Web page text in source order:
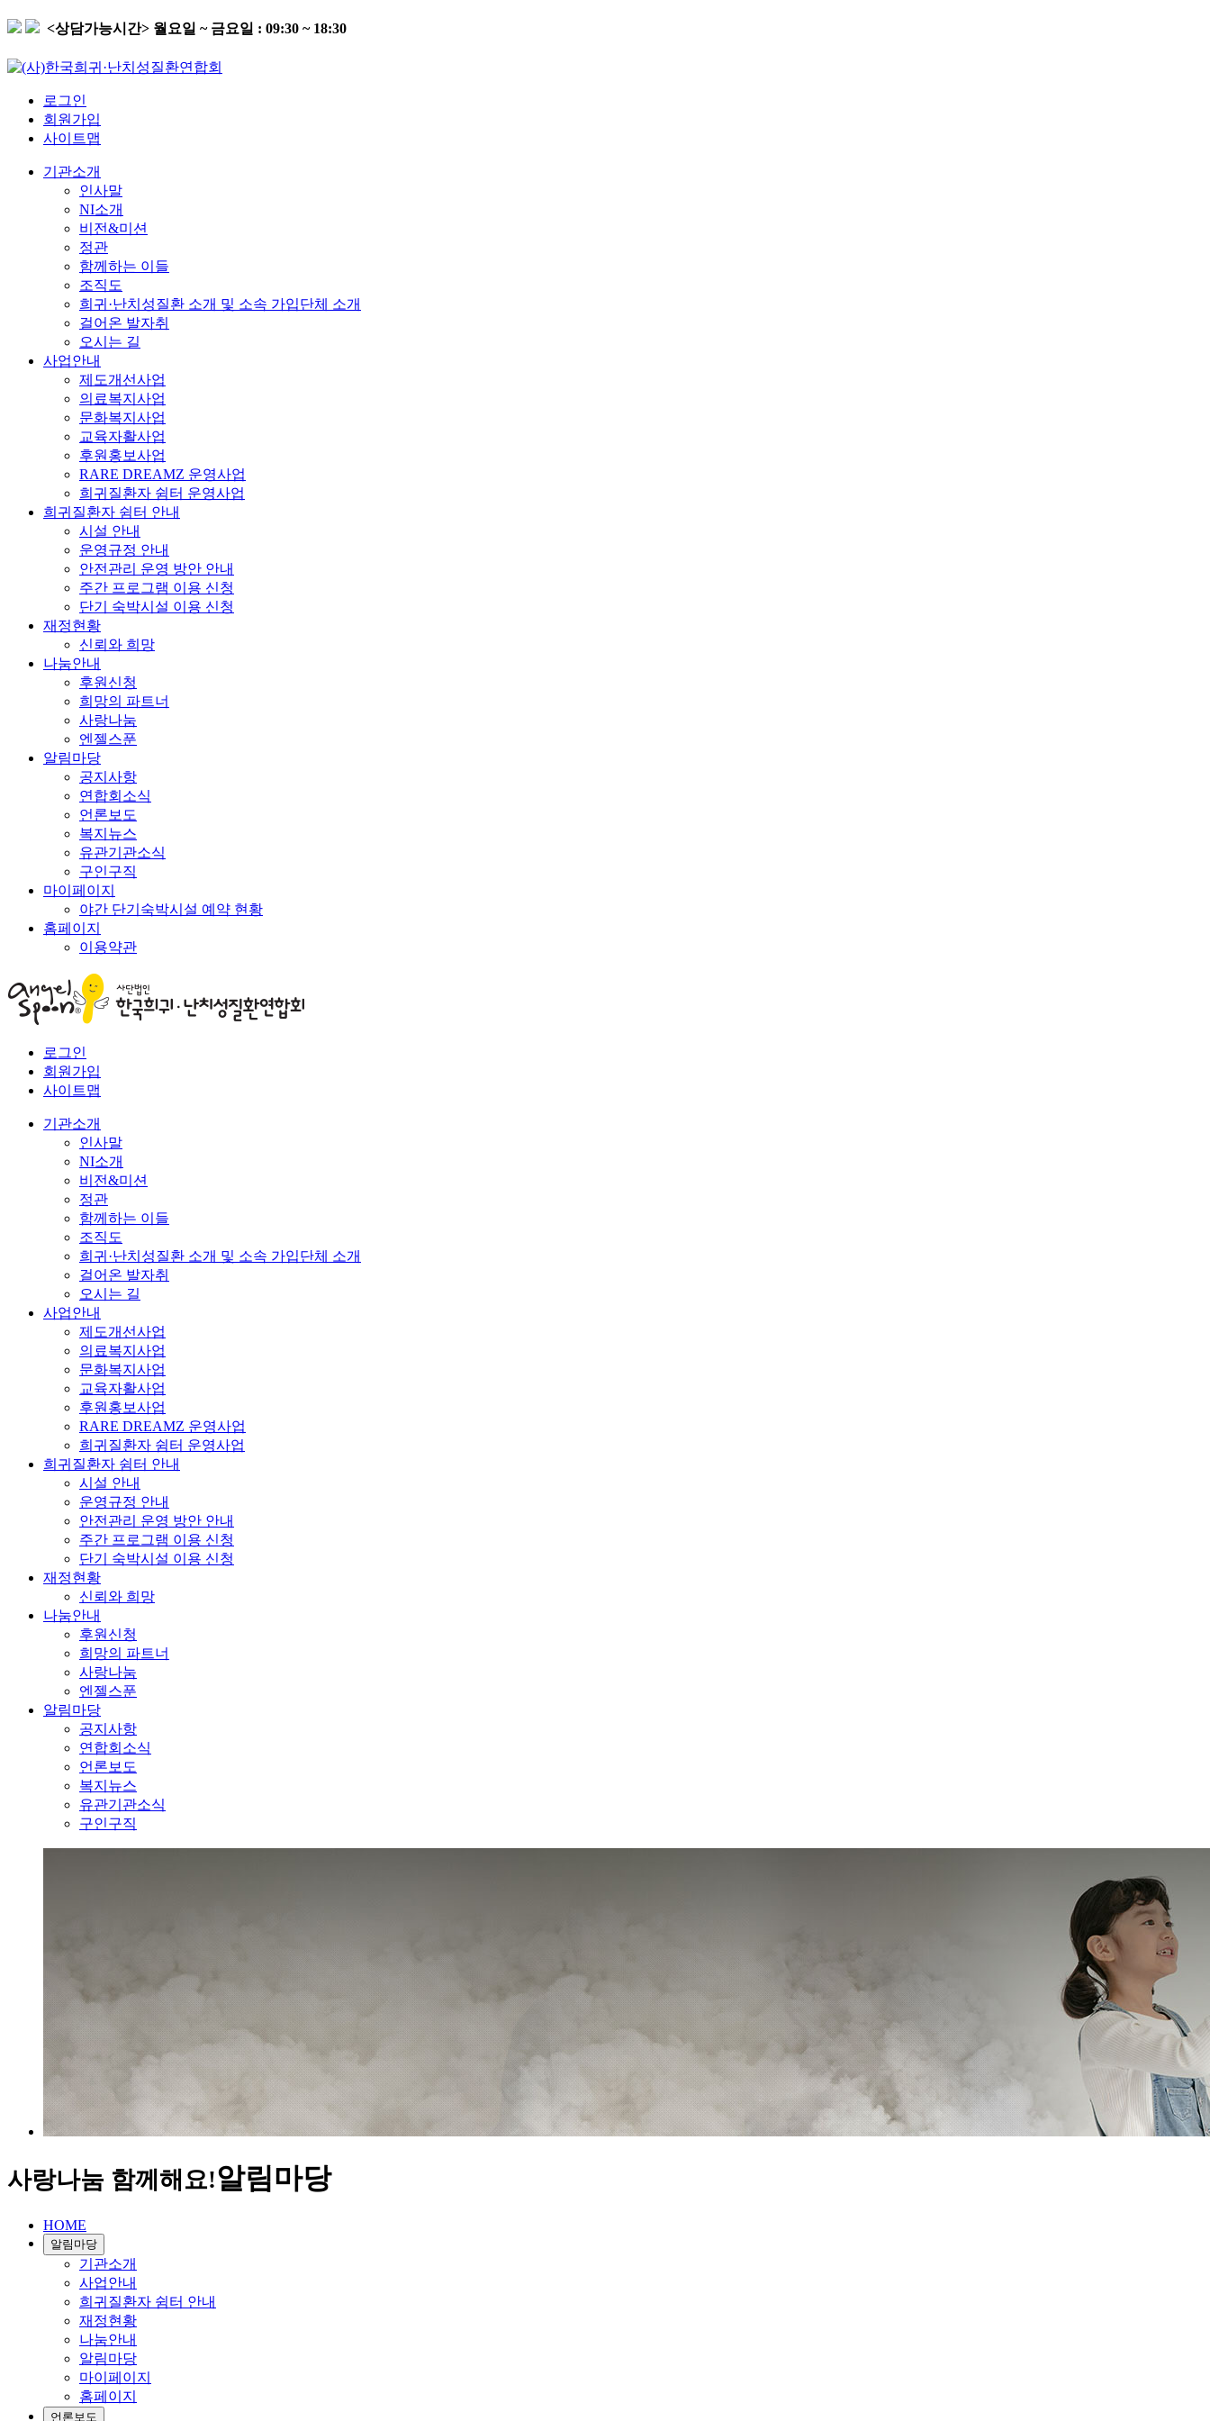
<상담가능시간> 월요일 ~ 금요일 : 09:30 ~ 18:30
로그인
회원가입
사이트맵
기관소개
인사말
NI소개
비전&미션
정관
함께하는 이들
조직도
희귀·난치성질환 소개 및 소속 가입단체 소개
걸어온 발자취
오시는 길
사업안내
제도개선사업
의료복지사업
문화복지사업
교육자활사업
후원홍보사업
RARE DREAMZ 운영사업
희귀질환자 쉼터 운영사업
희귀질환자 쉼터 안내
시설 안내
운영규정 안내
안전관리 운영 방안 안내
주간 프로그램 이용 신청
단기 숙박시설 이용 신청
재정현황
신뢰와 희망
나눔안내
후원신청
희망의 파트너
사랑나눔
엔젤스푼
알림마당
공지사항
연합회소식
언론보도
복지뉴스
유관기관소식
구인구직
마이페이지
야간 단기숙박시설 예약 현황
홈페이지
이용약관
로그인
회원가입
사이트맵
기관소개
인사말
NI소개
비전&미션
정관
함께하는 이들
조직도
희귀·난치성질환 소개 및 소속 가입단체 소개
걸어온 발자취
오시는 길
사업안내
제도개선사업
의료복지사업
문화복지사업
교육자활사업
후원홍보사업
RARE DREAMZ 운영사업
희귀질환자 쉼터 운영사업
희귀질환자 쉼터 안내
시설 안내
운영규정 안내
안전관리 운영 방안 안내
주간 프로그램 이용 신청
단기 숙박시설 이용 신청
재정현황
신뢰와 희망
나눔안내
후원신청
희망의 파트너
사랑나눔
엔젤스푼
알림마당
공지사항
연합회소식
언론보도
복지뉴스
유관기관소식
구인구직
사랑나눔 함께해요!알림마당
HOME
알림마당
기관소개
사업안내
희귀질환자 쉼터 안내
재정현황
나눔안내
알림마당
마이페이지
홈페이지
언론보도